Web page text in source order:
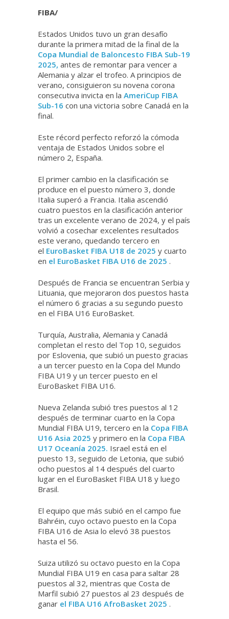
FIBA/
Estados Unidos tuvo un gran desafío
durante la primera mitad de la final de la
Copa Mundial de Baloncesto FIBA ​​Sub-19
2025, antes de remontar para vencer a
Alemania y alzar el trofeo. A principios de
verano, consiguieron su novena corona
consecutiva invicta en la AmeriCup FIBA ​​
Sub-16 con una victoria sobre Canadá en la
final.
Este récord perfecto reforzó la cómoda
ventaja de Estados Unidos sobre el
número 2, España.
El primer cambio en la clasificación se
produce en el puesto número 3, donde
Italia superó a Francia. Italia ascendió
cuatro puestos en la clasificación anterior
tras un excelente verano de 2024, y el país
volvió a cosechar excelentes resultados
este verano, quedando tercero en
el EuroBasket FIBA ​​U18 de 2025 y cuarto
en el EuroBasket FIBA ​​U16 de 2025 .
Después de Francia se encuentran Serbia y
Lituania, que mejoraron dos puestos hasta
el número 6 gracias a su segundo puesto
en el FIBA ​​U16 EuroBasket.
Turquía, Australia, Alemania y Canadá
completan el resto del Top 10, seguidos
por Eslovenia, que subió un puesto gracias
a un tercer puesto en la Copa del Mundo
FIBA ​​U19 y un tercer puesto en el
EuroBasket FIBA ​​U16.
Nueva Zelanda subió tres puestos al 12
después de terminar cuarto en la Copa
Mundial FIBA ​​U19, tercero en la Copa FIBA ​​
U16 Asia 2025 y primero en la Copa FIBA ​​
U17 Oceanía 2025. Israel está en el
puesto 13, seguido de Letonia, que subió
ocho puestos al 14 después del cuarto
lugar en el EuroBasket FIBA ​​U18 y luego
Brasil.
El equipo que más subió en el campo fue
Bahréin, cuyo octavo puesto en la Copa
FIBA ​​U16 de Asia lo elevó 38 puestos
hasta el 56.
Suiza utilizó su octavo puesto en la Copa
Mundial FIBA ​​U19 en casa para saltar 28
puestos al 32, mientras que Costa de
Marfil subió 27 puestos al 23 después de
ganar el FIBA ​​U16 AfroBasket 2025 .